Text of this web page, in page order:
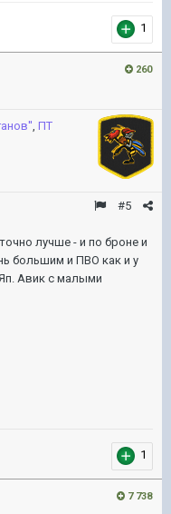
1
260
ПТ
#5
лучше - и по броне и
большим и ПВО как и у
Авик с малыми
1
7 738